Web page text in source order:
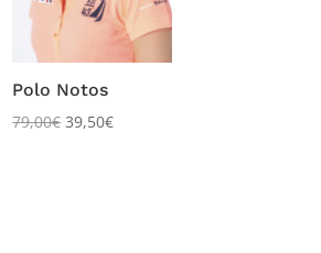
Polo Notos
79,00€ 39,50€